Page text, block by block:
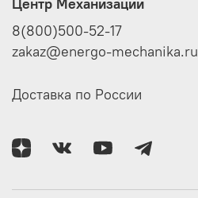
Центр Механизации
8(800)500-52-17
zakaz@energo-mechanika.ru
Доставка по России